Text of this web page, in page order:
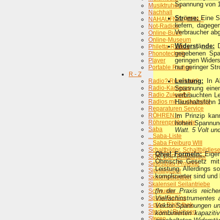
Musiktruhen
Nachhall
NAHAUFNAHMEN >
Not-Radios
Online-Buch
Online-Museum
Philetta-Radios
Phonotechnik
Player
Portable Radios
R - Z
Radio? Rundfunk?
Radio-Kameras
Radio Zukunft ?
Radios mit Textanzeige
Reparaturen Service
RÖHREN >
Röhrenprüfgeräte
Saba
.. Saba-Liste
.. Saba Freiburg WIII
Schaltbilder,
SDR-DSP Empfänger
Selbstbau-Projekte
Signalgeber
Skalenscheiben
Skalenseil Seilantriebe
Schnurlos ...
Spass-Radios
s-plan Bibliothek
Stecker / Buchsen
Stereo
Spannung von
Ströme:Eine
liefern,
Verbraucher
Widerstände:
gegebenen
geringen
nur geringer
Leistung: In
Spannung
verbrauchten
Haushaltsföhn
Im Prinzip
hohen
Watt. 5 Volt
Ohje! Formeln:
Ohmsche Gesetz
Leistung. Allerdings
komplizierter sind und
(In der Praxis
Vielfachinstrumentes
Vektor-Spannungen
kombinierten